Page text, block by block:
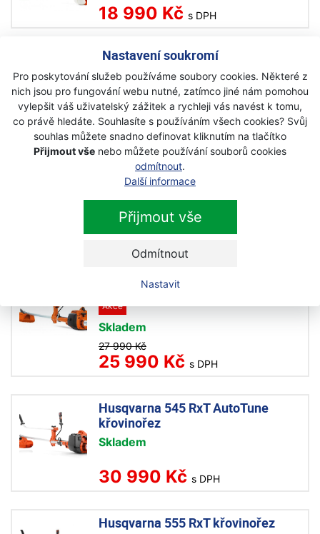
Nastavení soukromí
Pro poskytování služeb používáme soubory cookies. Některé z
nich jsou pro fungování webu nutné, zatímco jiné nám pomohou
vylepšit váš uživatelský zážitek a rychleji vás navést k tomu,
co právě hledáte. Souhlasíte s používáním všech cookies? Svůj
souhlas můžete snadno definovat kliknutím na tlačítko
Přijmout vše nebo můžete používání souborů cookies
odmítnout.
Další informace
Přijmout vše
Odmítnout
Nastavit
18 990 Kč s DPH
Husqvarna 535 RX křovinořez
Nejprodávanější
Skladem
22 490 Kč s DPH
Husqvarna 535 RxT křovinořez
Skladem
24 490 Kč
Husqvarna 545 RX křovinořez
Akce
Skladem
27 990 Kč
25 990 Kč s DPH
Husqvarna 545 RxT AutoTune
křovinořez
Skladem
30 990 Kč s DPH
Husqvarna 555 RxT křovinořez